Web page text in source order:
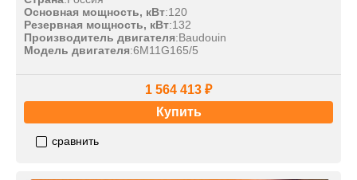
Основная мощность, кВт:120
Резервная мощность, кВт:132
Производитель двигателя:Baudouin
Модель двигателя:6M11G165/5
1 564 413 ₽
Купить
сравнить